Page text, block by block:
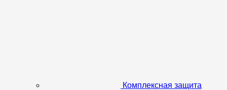
Комплексная защита